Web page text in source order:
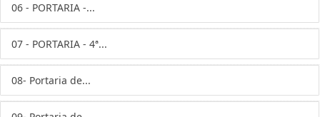
06 - PORTARIA -...
07 - PORTARIA - 4ª...
08- Portaria de...